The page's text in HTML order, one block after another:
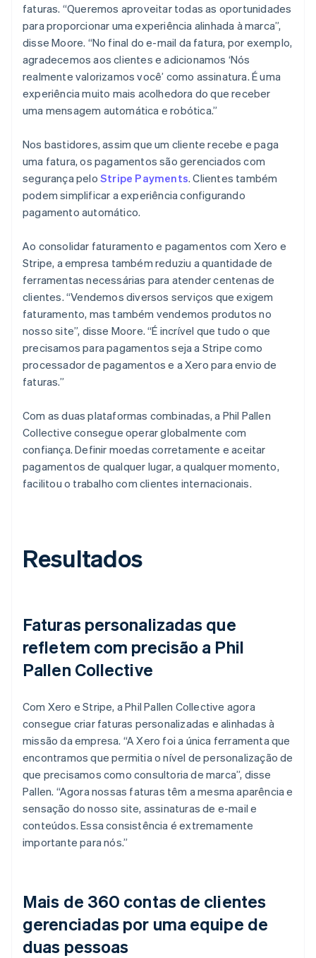
faturas. “Queremos aproveitar todas as oportunidades
para proporcionar uma experiência alinhada à marca”,
disse Moore. “No final do e-mail da fatura, por exemplo,
agradecemos aos clientes e adicionamos ‘Nós
realmente valorizamos você’ como assinatura. É uma
experiência muito mais acolhedora do que receber
uma mensagem automática e robótica.”
Nos bastidores, assim que um cliente recebe e paga
uma fatura, os pagamentos são gerenciados com
segurança pelo Stripe Payments. Clientes também
podem simplificar a experiência configurando
pagamento automático.
Ao consolidar faturamento e pagamentos com Xero e
Stripe, a empresa também reduziu a quantidade de
ferramentas necessárias para atender centenas de
clientes. “Vendemos diversos serviços que exigem
faturamento, mas também vendemos produtos no
nosso site”, disse Moore. “É incrível que tudo o que
precisamos para pagamentos seja a Stripe como
processador de pagamentos e a Xero para envio de
faturas.”
Com as duas plataformas combinadas, a Phil Pallen
Collective consegue operar globalmente com
confiança. Definir moedas corretamente e aceitar
pagamentos de qualquer lugar, a qualquer momento,
facilitou o trabalho com clientes internacionais.
Resultados
Faturas personalizadas que
refletem com precisão a Phil
Pallen Collective
Com Xero e Stripe, a Phil Pallen Collective agora
consegue criar faturas personalizadas e alinhadas à
missão da empresa. “A Xero foi a única ferramenta que
encontramos que permitia o nível de personalização de
que precisamos como consultoria de marca”, disse
Pallen. “Agora nossas faturas têm a mesma aparência e
sensação do nosso site, assinaturas de e-mail e
conteúdos. Essa consistência é extremamente
importante para nós.”
Mais de 360 contas de clientes
gerenciadas por uma equipe de
duas pessoas